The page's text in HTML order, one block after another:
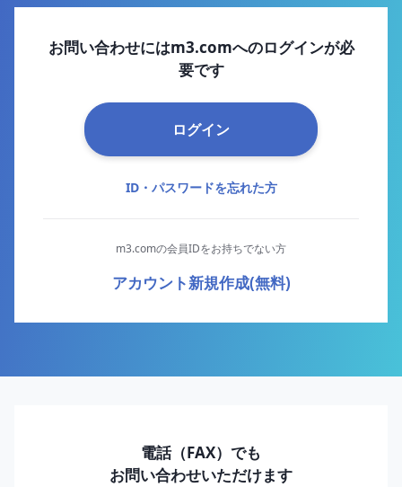
お問い合わせにはm3.comへのログインが必
要です
ログイン
ID・パスワードを忘れた方
m3.comの会員IDをお持ちでない方
アカウント新規作成(無料)
電話（FAX）でも
お問い合わせいただけます